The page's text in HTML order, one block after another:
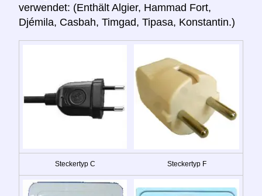
verwendet: (Enthält Algier, Hammad Fort,
Djémila, Casbah, Timgad, Tipasa, Konstantin.)
Steckertyp C Steckertyp F